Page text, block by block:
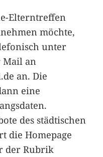
Elterntreffen
möchte,
unter
Mail an
an. Die
eine
des städtischen
die Homepage
der Rubrik